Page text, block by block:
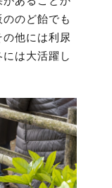
のど飴でも
他には利尿
は大活躍し